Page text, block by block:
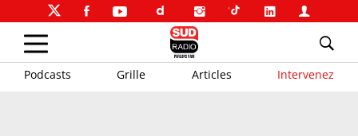
Podcasts Grille Articles Intervenez